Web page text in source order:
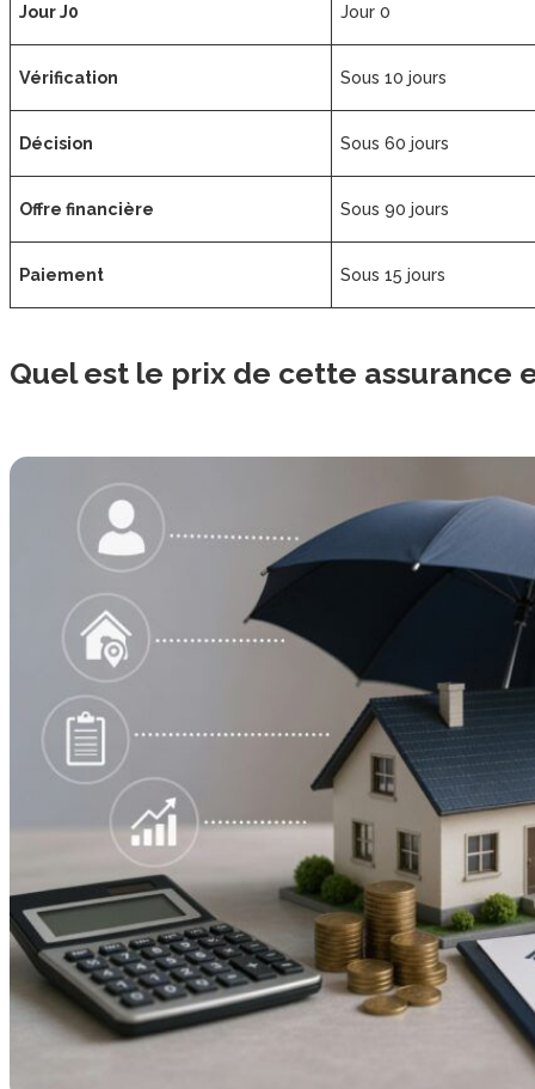
Jour J0 Jour 0
Vérification Sous 10 jours
Décision Sous 60 jours
Offre financière Sous 90 jours
Paiement Sous 15 jours
Quel est le prix de cette assurance